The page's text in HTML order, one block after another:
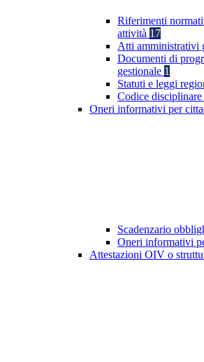
Riferimenti
attività 17
Atti amministrativi
Documenti di
gestionale 1
Statuti e leggi
Codice
Oneri informativi per
Scadenzario
Oneri informativi
Attestazioni OIV o